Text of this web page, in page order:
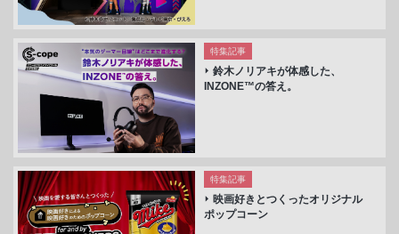
特集記事
鈴木ノリアキが体感した、
INZONE™の答え。
特集記事
映画好きとつくったオリジナル
ポップコーン